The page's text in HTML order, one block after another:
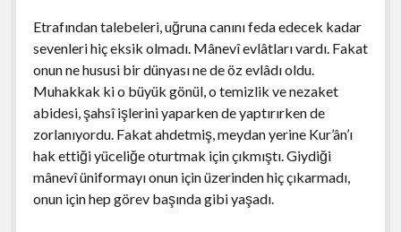
Etrafından talebeleri, uğruna canını feda edecek kadar
sevenleri hiç eksik olmadı. Mânevî evlâtları vardı. Fakat
onun ne hususi bir dünyası ne de öz evlâdı oldu.
Muhakkak ki o büyük gönül, o temizlik ve nezaket
abidesi, şahsî işlerini yaparken de yaptırırken de
zorlanıyordu. Fakat ahdetmiş, meydan yerine Kur’ân’ı
hak ettiği yüceliğe oturtmak için çıkmıştı. Giydiği
mânevî üniformayı onun için üzerinden hiç çıkarmadı,
onun için hep görev başında gibi yaşadı.